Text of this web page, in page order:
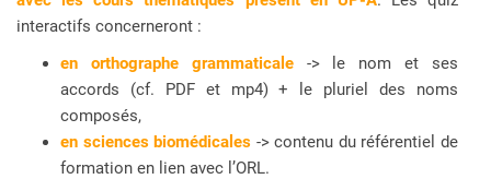
interactifs concerneront :
en orthographe grammaticale-> le nom et ses
accords (cf. PDF et mp4) + le pluriel des noms
composés,
en sciences biomédicales -> contenu du référentiel de
formation en lien avec l’ORL.